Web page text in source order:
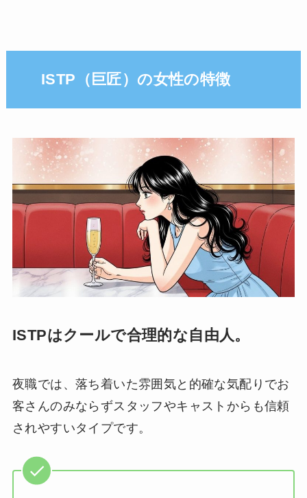
ISTP（巨匠）の女性の特徴
ISTPはクールで合理的な自由人。
夜職では、落ち着いた雰囲気と的確な気配りでお
客さんのみならずスタッフやキャストからも信頼
されやすいタイプです。